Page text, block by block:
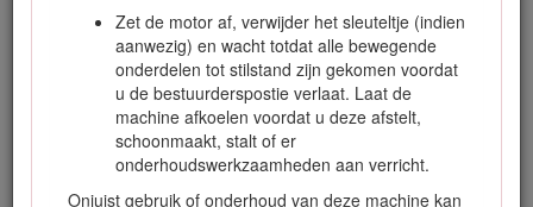
Zet de motor af, verwijder het sleuteltje (indien
aanwezig) en wacht totdat alle bewegende
onderdelen tot stilstand zijn gekomen voordat
u de bestuurderspostie verlaat. Laat de
machine afkoelen voordat u deze afstelt,
schoonmaakt, stalt of er
onderhoudswerkzaamheden aan verricht.
Onjuist gebruik of onderhoud van deze machine kan
Important: U kunt met uw mobiel apparaat de QR-code
op het plaatje met het serienummer (indien aanwezig)
scannen om toegang te krijgen tot de garantie,
onderdelen en andere productinformatie.